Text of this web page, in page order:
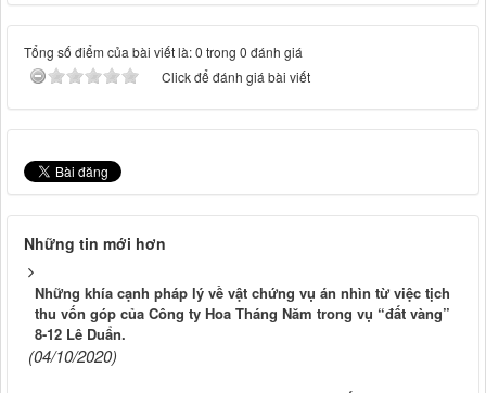
Tổng số điểm của bài viết là: 0 trong 0 đánh giá
Click để đánh giá bài viết
Những tin mới hơn
Những khía cạnh pháp lý về vật chứng vụ án nhìn từ việc tịch
thu vốn góp của Công ty Hoa Tháng Năm trong vụ “đất vàng”
8-12 Lê Duẩn.
(04/10/2020)